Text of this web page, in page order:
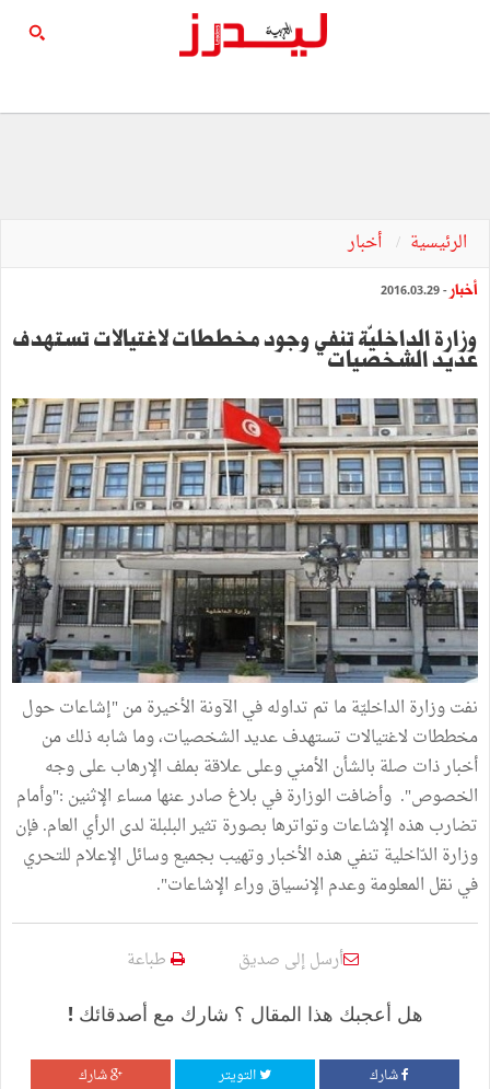
الرئيسية أخبار
أخبار - 2016.03.29
وزارة الداخليّة تنفي وجود مخططات لاغتيالات تستهدف
عديد الشخصيات
نفت وزارة الداخليّة ما تم تداوله في الآونة الأخيرة من "إشاعات حول
مخططات لاغتيالات تستهدف عديد الشخصيات، وما شابه ذلك من
أخبار ذات صلة بالشأن الأمني وعلى علاقة بملف الإرهاب على وجه
الخصوص". وأضافت الوزارة في بلاغ صادر عنها مساء الإثنين :"وأمام
تضارب هذه الإشاعات وتواترها بصورة تثير البلبلة لدى الرأي العام. فإن
وزارة الدّاخلية تنفي هذه الأخبار وتهيب بجميع وسائل الإعلام للتحري
في نقل المعلومة وعدم الإنسياق وراء الإشاعات".
أرسل إلى صديق طباعة
هل أعجبك هذا المقال ؟ شارك مع أصدقائك !
شارك التويتر شارك